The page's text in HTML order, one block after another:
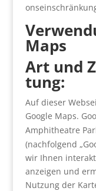
Maps
Art und
tung:
Auf die­ser
Goog­le Maps.
Amphi­theat­re
(nach­fol­gend
wir Ihnen
anzei­gen und
Nut­zung der